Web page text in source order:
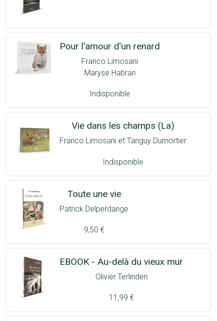
Pour l'amour d'un renard
Franco Limosani
Maryse Habran
Indisponible
Vie dans les champs (La)
Franco Limosani et Tanguy Dumortier
Indisponible
Toute une vie
Patrick Delperdange
9,50 €
EBOOK - Au-delà du vieux mur
Olivier Terlinden
11,99 €